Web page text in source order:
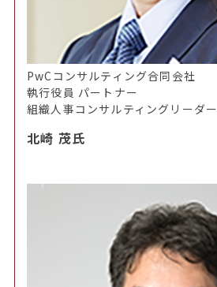
PwCコンサルティング合同会社
執行役員 パートナー
組織人事コンサルティングリーダー
北崎 茂氏